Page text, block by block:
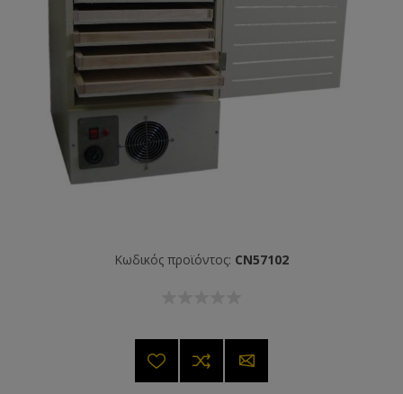
Κωδικός προϊόντος: CN57102